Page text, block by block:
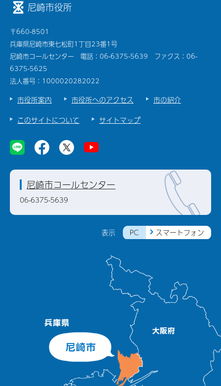
尼崎市役所
〒660-8501
兵庫県尼崎市東七松町1丁目23番1号
尼崎市コールセンター 電話：06-6375-5639 ファクス：06-
6375-5625
法人番号：1000020282022
市役所案内 市役所へのアクセス
市の紹介
このサイトについて
サイトマップ
表示 PC スマートフォン
尼崎市コールセンター
06-6375-5639